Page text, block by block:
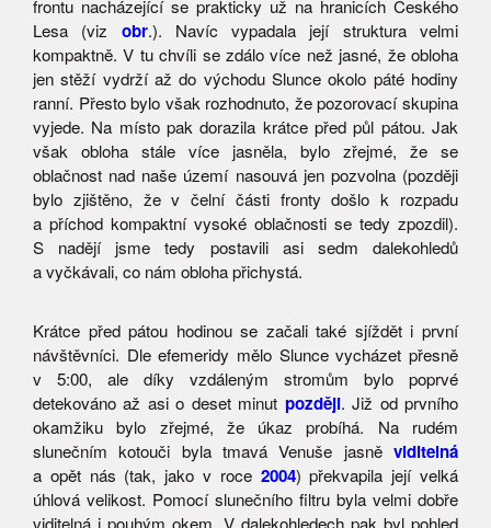
frontu nacházející se prakticky už na hranicích Českého
Lesa (viz obr.). Navíc vypadala její struktura velmi
kompaktně. V tu chvíli se zdálo více než jasné, že obloha
jen stěží vydrží až do východu Slunce okolo páté hodiny
ranní. Přesto bylo však rozhodnuto, že pozorovací skupina
vyjede. Na místo pak dorazila krátce před půl pátou. Jak
však obloha stále více jasněla, bylo zřejmé, že se
oblačnost nad naše území nasouvá jen pozvolna (později
bylo zjištěno, že v čelní části fronty došlo k rozpadu
a příchod kompaktní vysoké oblačnosti se tedy zpozdil).
S nadějí jsme tedy postavili asi sedm dalekohledů
a vyčkávali, co nám obloha přichystá.
Krátce před pátou hodinou se začali také sjíždět i první
návštěvníci. Dle efemeridy mělo Slunce vycházet přesně
v 5:00, ale díky vzdáleným stromům bylo poprvé
detekováno až asi o deset minut později. Již od prvního
okamžiku bylo zřejmé, že úkaz probíhá. Na rudém
slunečním kotouči byla tmavá Venuše jasně viditelná
a opět nás (tak, jako v roce 2004) překvapila její velká
úhlová velikost. Pomocí slunečního filtru byla velmi dobře
viditelná i pouhým okem. V dalekohledech pak byl pohled